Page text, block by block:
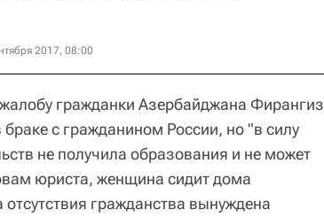
2017, 08:00
гражданки Азербайджана Фирангиз
браке с гражданином России, но "в силу
не получила образования и не может
юриста, женщина сидит дома
гражданства вынуждена